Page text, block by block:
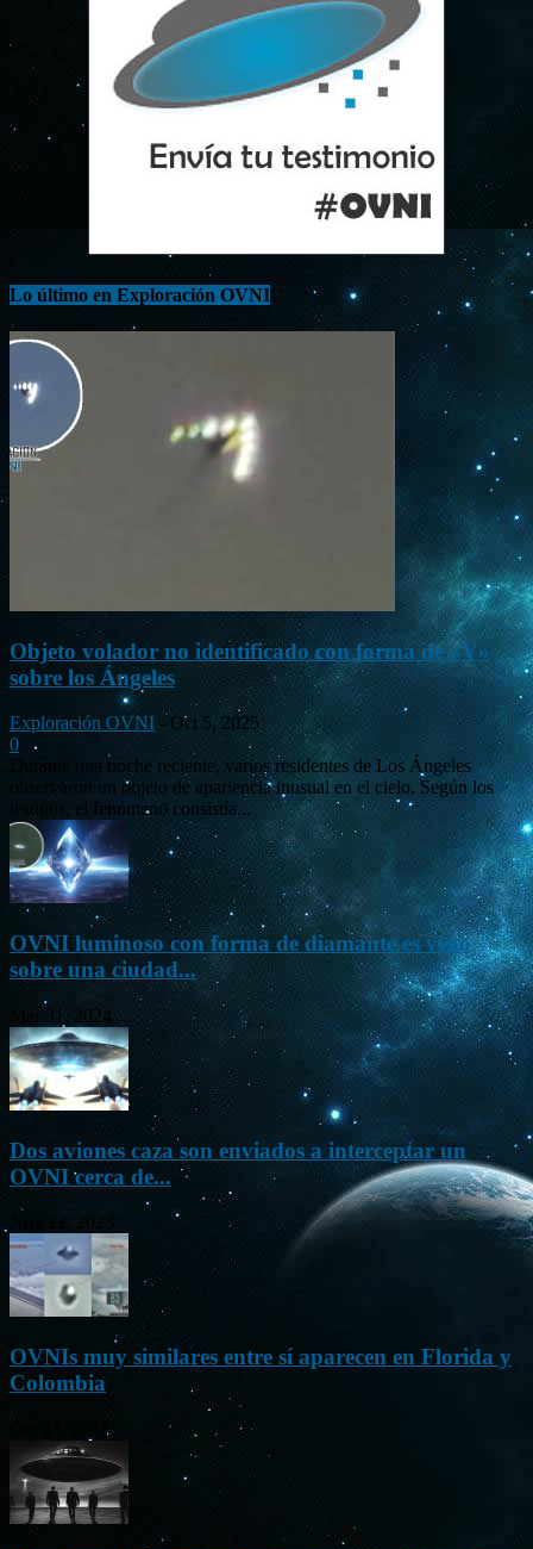
Lo último en Exploración OVNI
Objeto volador no identificado con forma de «V»
sobre los Ángeles
Exploración OVNI - Oct 5, 2025
0
Durante una noche reciente, varios residentes de Los Ángeles
observaron un objeto de apariencia inusual en el cielo. Según los
testigos, el fenómeno consistía...
OVNI luminoso con forma de diamante es visto
sobre una ciudad...
Mar 31, 2024
Dos aviones caza son enviados a interceptar un
OVNI cerca de...
OVNIs muy similares entre sí aparecen en Florida y
Colombia
Oct 23, 2023